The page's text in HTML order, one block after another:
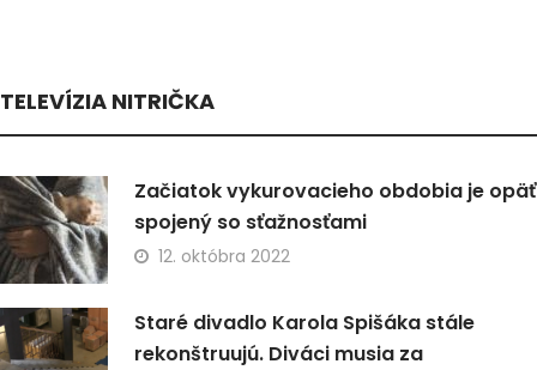
TELEVÍZIA NITRIČKA
Začiatok vykurovacieho obdobia je opäť
spojený so sťažnosťami
12. októbra 2022
Staré divadlo Karola Spišáka stále
rekonštruujú. Diváci musia za